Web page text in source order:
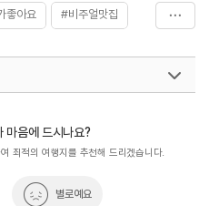
좋아요 #비주얼맛집
033-738-3425
마음에 드시나요?
최적의 여행지를 추천해 드리겠습니다.
별로예요